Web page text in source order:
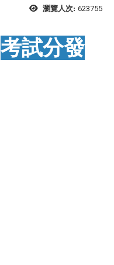
瀏覽人次: 623755
考試分發